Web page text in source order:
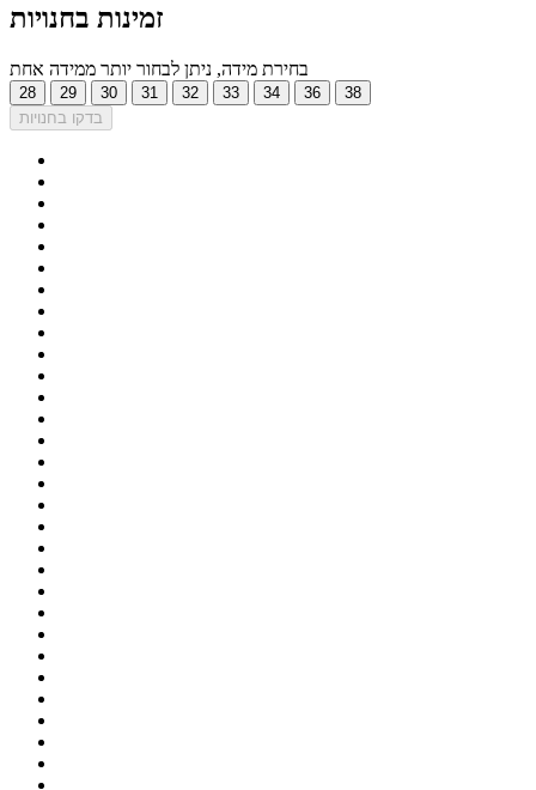
זמינות בחנויות
בחירת מידה, ניתן לבחור יותר ממידה אחת
28 29 30 31 32 33 34 36
38
בדקו בחנויות